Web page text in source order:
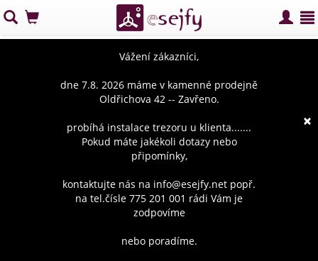
×
Vážení zákazníci,
dne 7.8. 2026 máme v kamenné prodejně
Oldřichova 42 -- Zavřeno.
probíhá instalace trezoru u klienta.......
Pokud máte jakékoli dotazy nebo
připomínky,
kontaktujte nás na info@esejfy.net popř.
na tel.čísle 775 201 001 rádi Vám je
zodpovíme
nebo poradíme.